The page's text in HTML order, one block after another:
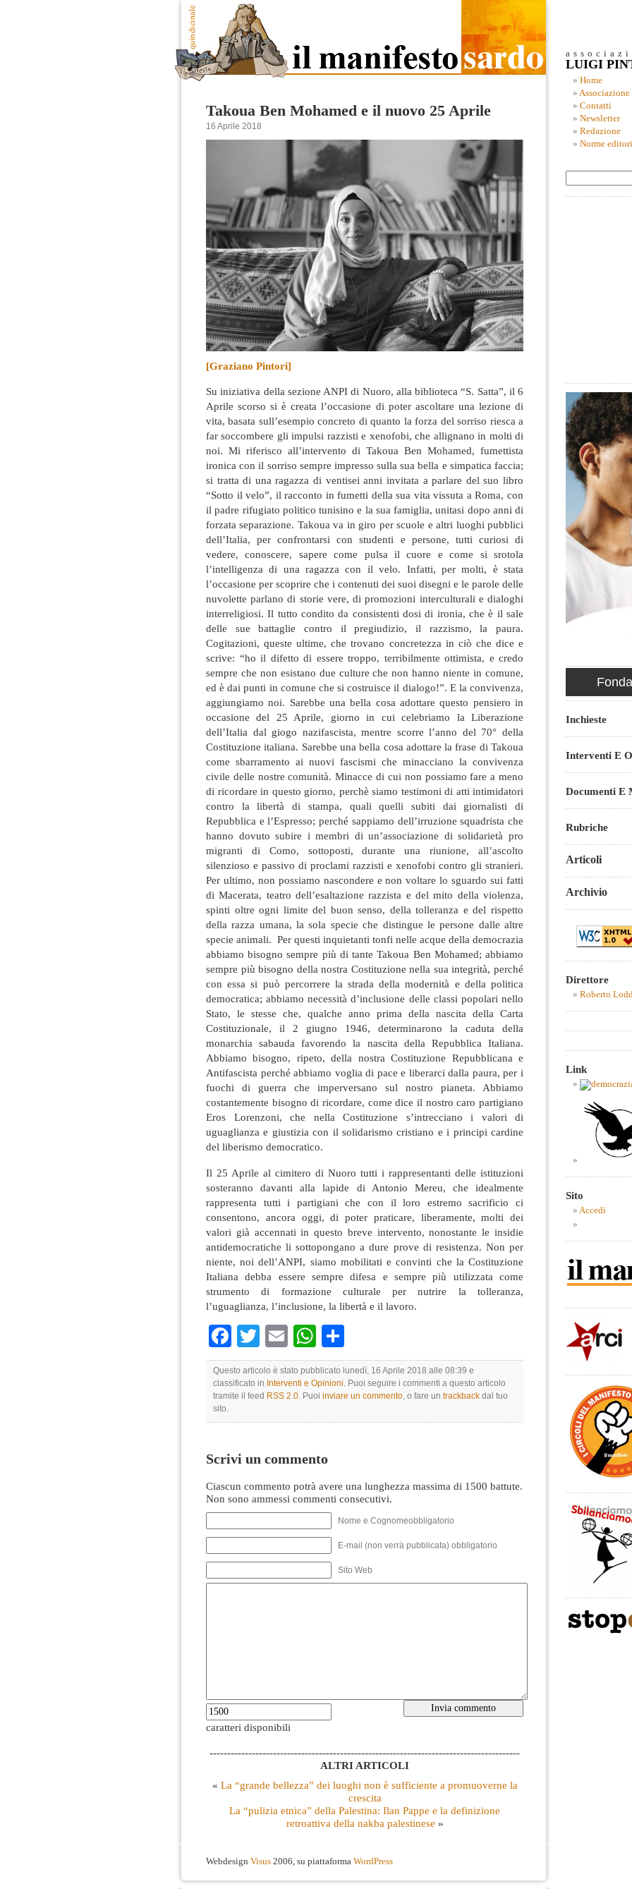
Takoua Ben Mohamed e il nuovo 25 Aprile
16 Aprile 2018
[Graziano Pintori]
Su iniziativa della sezione ANPI di Nuoro, alla biblioteca “S. Satta”, il 6
Aprile scorso si è creata l’occasione di poter ascoltare una lezione di
vita, basata sull’esempio concreto di quanto la forza del sorriso riesca a
far soccombere gli impulsi razzisti e xenofobi, che allignano in molti di
noi. Mi riferisco all’intervento di Takoua Ben Mohamed, fumettista
ironica con il sorriso sempre impresso sulla sua bella e simpatica faccia;
si tratta di una ragazza di ventisei anni invitata a parlare del suo libro
“Sotto il velo”, il racconto in fumetti della sua vita vissuta a Roma, con
il padre rifugiato politico tunisino e la sua famiglia, unitasi dopo anni di
forzata separazione. Takoua va in giro per scuole e altri luoghi pubblici
dell’Italia, per confrontarsi con studenti e persone, tutti curiosi di
vedere, conoscere, sapere come pulsa il cuore e come si srotola
l’intelligenza di una ragazza con il velo. Infatti, per molti, è stata
l’occasione per scoprire che i contenuti dei suoi disegni e le parole delle
nuvolette parlano di storie vere, di promozioni interculturali e dialoghi
interreligiosi. Il tutto condito da consistenti dosi di ironia, che è il sale
delle sue battaglie contro il pregiudizio, il razzismo, la paura.
Cogitazioni, queste ultime, che trovano concretezza in ciò che dice e
scrive: “ho il difetto di essere troppo, terribilmente ottimista, e credo
sempre che non esistano due culture che non hanno niente in comune,
ed è dai punti in comune che si costruisce il dialogo!”. E la convivenza,
aggiungiamo noi. Sarebbe una bella cosa adottare questo pensiero in
occasione del 25 Aprile, giorno in cui celebriamo la Liberazione
dell’Italia dal giogo nazifascista, mentre scorre l’anno del 70° della
Costituzione italiana. Sarebbe una bella cosa adottare la frase di Takoua
come sbarramento ai nuovi fascismi che minacciano la convivenza
civile delle nostre comunità. Minacce di cui non possiamo fare a meno
di ricordare in questo giorno, perchè siamo testimoni di atti intimidatori
contro la libertà di stampa, quali quelli subiti dai giornalisti di
Repubblica e l’Espresso; perché sappiamo dell’irruzione squadrista che
hanno dovuto subire i membri di un’associazione di solidarietà pro
migranti di Como, sottoposti, durante una riunione, all’ascolto
silenzioso e passivo di proclami razzisti e xenofobi contro gli stranieri.
Per ultimo, non possiamo nascondere e non voltare lo sguardo sui fatti
di Macerata, teatro dell’esaltazione razzista e del mito della violenza,
spinti oltre ogni limite del buon senso, della tolleranza e del rispetto
della razza umana, la sola specie che distingue le persone dalle altre
specie animali. Per questi inquietanti tonfi nelle acque della democrazia
abbiamo bisogno sempre più di tante Takoua Ben Mohamed; abbiamo
sempre più bisogno della nostra Costituzione nella sua integrità, perché
con essa si può percorrere la strada della modernità e della politica
democratica; abbiamo necessità d’inclusione delle classi popolari nello
Stato, le stesse che, qualche anno prima della nascita della Carta
Costituzionale, il 2 giugno 1946, determinarono la caduta della
monarchia sabauda favorendo la nascita della Repubblica Italiana.
Abbiamo bisogno, ripeto, della nostra Costituzione Repubblicana e
Antifascista perché abbiamo voglia di pace e liberarci dalla paura, per i
fuochi di guerra che imperversano sul nostro pianeta. Abbiamo
costantemente bisogno di ricordare, come dice il nostro caro partigiano
Eros Lorenzoni, che nella Costituzione s’intrecciano i valori di
uguaglianza e giustizia con il solidarismo cristiano e i principi cardine
del liberismo democratico.
Il 25 Aprile al cimitero di Nuoro tutti i rappresentanti delle istituzioni
sosteranno davanti alla lapide di Antonio Mereu, che idealmente
rappresenta tutti i partigiani che con il loro estremo sacrificio ci
consentono, ancora oggi, di poter praticare, liberamente, molti dei
valori già accennati in questo breve intervento, nonostante le insidie
antidemocratiche li sottopongano a dure prove di resistenza. Non per
niente, noi dell’ANPI, siamo mobilitati e convinti che la Costituzione
Italiana debba essere sempre difesa e sempre più utilizzata come
strumento di formazione culturale per nutrire la tolleranza,
l’uguaglianza, l’inclusione, la libertà e il lavoro.
Facebook
TwitterEmailWhatsApp
Questo articolo è stato pubblicato lunedì, 16 Aprile 2018 alle 08:39 e
classificato in Interventi e Opinioni. Puoi seguire i commenti a questo articolo
tramite il feed RSS 2.0. Puoi inviare un commento, o fare un trackback dal tuo
sito.
Scrivi un commento
Ciascun commento potrà avere una lunghezza massima di 1500 battute.
Non sono ammessi commenti consecutivi.
Nome e Cognomeobbligatorio
E-mail (non verrà pubblicata) obbligatorio
Sito Web
caratteri disponibili
----------------------------------------------------------------------------------------
ALTRI ARTICOLI
« La “grande bellezza” dei luoghi non è sufficiente a promuoverne la
crescita
La “pulizia etnica” della Palestina: Ilan Pappe e la definizione
retroattiva della nakba palestinese »
LUIGI
Home
Associazione
Contatti
Newsletter
Redazione
Norme
Inchieste
Interventi E
Documenti E
Rubriche
Articoli
Archivio
Direttore
Roberto
Link
Sito
Accedi
Webdesign Visus 2006, su piattaforma WordPress